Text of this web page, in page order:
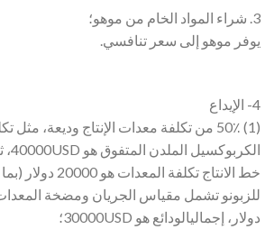
3. شراء المواد الخام من موهو؛
يوفر موهو إلى سعر تنافسي.
4- الإيداع
(1) 50٪ من تكلفة معدات الإنتاج وديعة،
خط الانتاج تكلفة
دولار، إجماليالودائع هو 30000USD؛